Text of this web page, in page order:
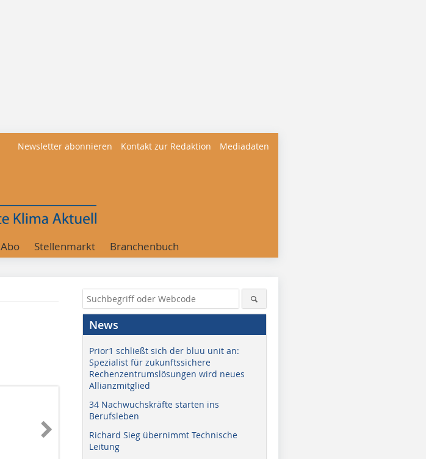
Newsletter abonnieren Kontakt zur Redaktion Mediadaten
Abo Stellenmarkt Branchenbuch
News
Prior1 schließt sich der bluu unit an:
Spezialist für zukunftssichere
Rechenzentrumslösungen wird neues
Allianzmitglied
34 Nachwuchskräfte starten ins
Berufsleben
Richard Sieg übernimmt Technische
Leitung